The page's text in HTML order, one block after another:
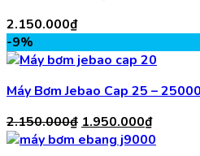
2.150.000₫
-9%
Máy Bơm Jebao Cap 25 –
2.150.000₫ Giá
gốc
1.950.000₫Giá
hiện